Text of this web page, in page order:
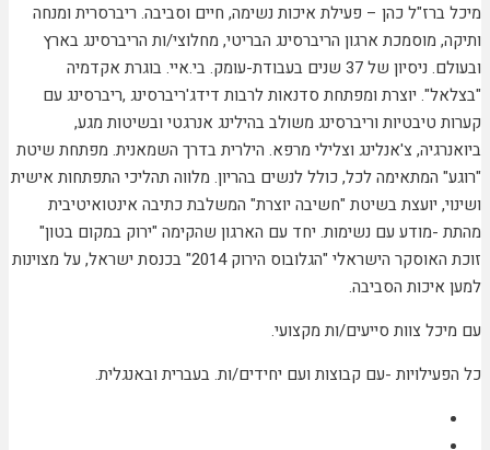
מיכל ברז"ל כהן – פעילת איכות נשימה, חיים וסביבה. ריברסרית ומנחה
ותיקה, מוסמכת ארגון הריברסינג הבריטי, מחלוצי/ות הריברסינג בארץ
ובעולם. ניסיון של 37 שנים בעבודת-עומק. בי.איי. בוגרת אקדמיה
"בצלאל". יוצרת ומפתחת סדנאות לרבות דידג'ריברסינג ,ריברסינג עם
קערות טיבטיות וריברסינג משולב בהילינג אנרגטי ובשיטות מגע,
ביואנרגיה, צ'אנלינג וצלילי מרפא. הילרית בדרך השמאנית. מפתחת שיטת
"רוגע" המתאימה לכל, כולל לנשים בהריון. מלווה תהליכי התפתחות אישית
ושינוי, יועצת בשיטת "חשיבה יוצרת" המשלבת כתיבה אינטואיטיבית
מהתת -מודע עם נשימות. יחד עם הארגון שהקימה "ירוק במקום בטון"
זוכת האוסקר הישראלי "הגלובוס הירוק 2014" בכנסת ישראל, על מצוינות
למען איכות הסביבה.
עם מיכל צוות סייעים/ות מקצועי.
כל הפעילויות -עם קבוצות ועם יחידים/ות. בעברית ובאנגלית.